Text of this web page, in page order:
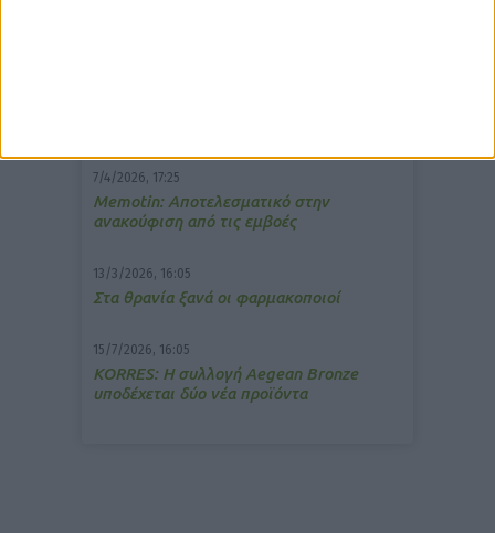
7/4/2026, 17:25
Memotin: Αποτελεσματικό στην
ανακούφιση από τις εμβοές
13/3/2026, 16:05
Στα θρανία ξανά οι φαρμακοποιοί
15/7/2026, 16:05
ΚΟRRES: Η συλλογή Aegean Bronze
υποδέχεται δύο νέα προϊόντα